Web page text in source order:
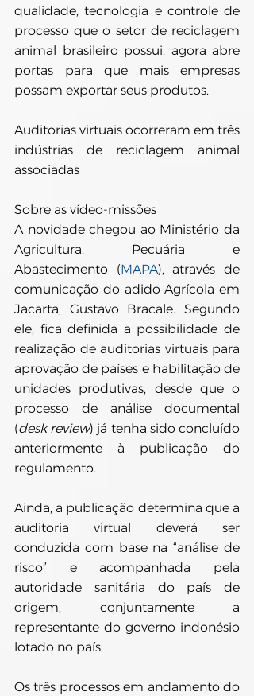
qualidade, tecnologia e controle de
processo que o setor de reciclagem
animal brasileiro possui, agora abre
portas para que mais empresas
possam exportar seus produtos.
Auditorias virtuais ocorreram em três
indústrias de reciclagem animal
associadas
Sobre as vídeo-missões
A novidade chegou ao Ministério da
Agricultura, Pecuária e
Abastecimento (MAPA), através de
comunicação do adido Agrícola em
Jacarta, Gustavo Bracale. Segundo
ele, fica definida a possibilidade de
realização de auditorias virtuais para
aprovação de países e habilitação de
unidades produtivas, desde que o
processo de análise documental
(desk review) já tenha sido concluído
anteriormente à publicação do
regulamento.
Ainda, a publicação determina que a
auditoria virtual deverá ser
conduzida com base na “análise de
risco” e acompanhada pela
autoridade sanitária do país de
origem, conjuntamente a
representante do governo indonésio
lotado no país.
Os três processos em andamento do